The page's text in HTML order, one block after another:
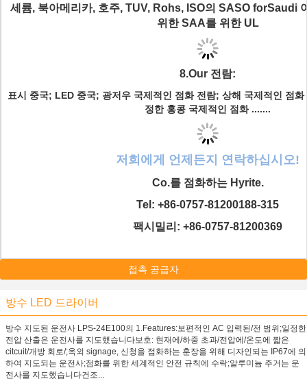
세륨, 북아메리카, 호주, TUV, Rohs, ISO의 SASO forSaudi
위한 SAA를 위한 UL
8.Our 전람:
표시 중국; LED 중국; 광저우 국제적인 점화 전람; 상해 국제적인 점
정한 홍콩 국제적인 점화 .......
저희에게 언제든지 연락하십시오!
Co.를 점화하는 Hyrite.
Tel: +86-0757-81200188-315
팩시밀리: +86-0757-81200369
접촉 공급자
방수 LED 드라이버
방수 지도된 운전사 LPS-24E100의 1.Features:보편적인 AC 입력된/전 범위;일정한
전압 산출은 운전사를 지도했습니다보호: 현재에/하중 초과/전압에/온도에 짧은
citcuit/개방 회로/;옥외 signage, 신청을 점화하는 훈장을 위해 디자인되는 IP67에 의
하여 지도되는 운전사;점화를 위한 세계적인 안전 규칙에 수락;알루미늄 주거는 운
전사를 지도했습니다건조...